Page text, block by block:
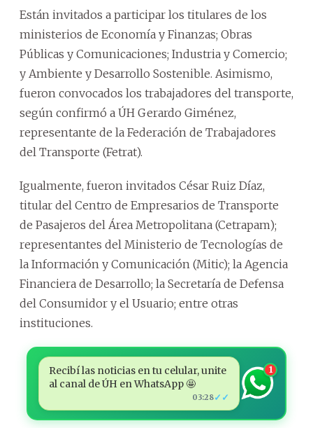
Están invitados a participar los titulares de los
ministerios de Economía y Finanzas; Obras
Públicas y Comunicaciones; Industria y Comercio;
y Ambiente y Desarrollo Sostenible. Asimismo,
fueron convocados los trabajadores del transporte,
según confirmó a ÚH Gerardo Giménez,
representante de la Federación de Trabajadores
del Transporte (Fetrat).
Igualmente, fueron invitados César Ruiz Díaz,
titular del Centro de Empresarios de Transporte
de Pasajeros del Área Metropolitana (Cetrapam);
representantes del Ministerio de Tecnologías de
la Información y Comunicación (Mitic); la Agencia
Financiera de Desarrollo; la Secretaría de Defensa
del Consumidor y el Usuario; entre otras
instituciones.
Recibí las noticias en tu celular, unite
al canal de ÚH en WhatsApp 🤩
03:28✓✓
1